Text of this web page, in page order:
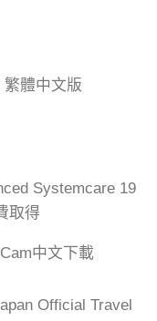
體中文版
Systemcare 19
取得
中文下載
Official Travel